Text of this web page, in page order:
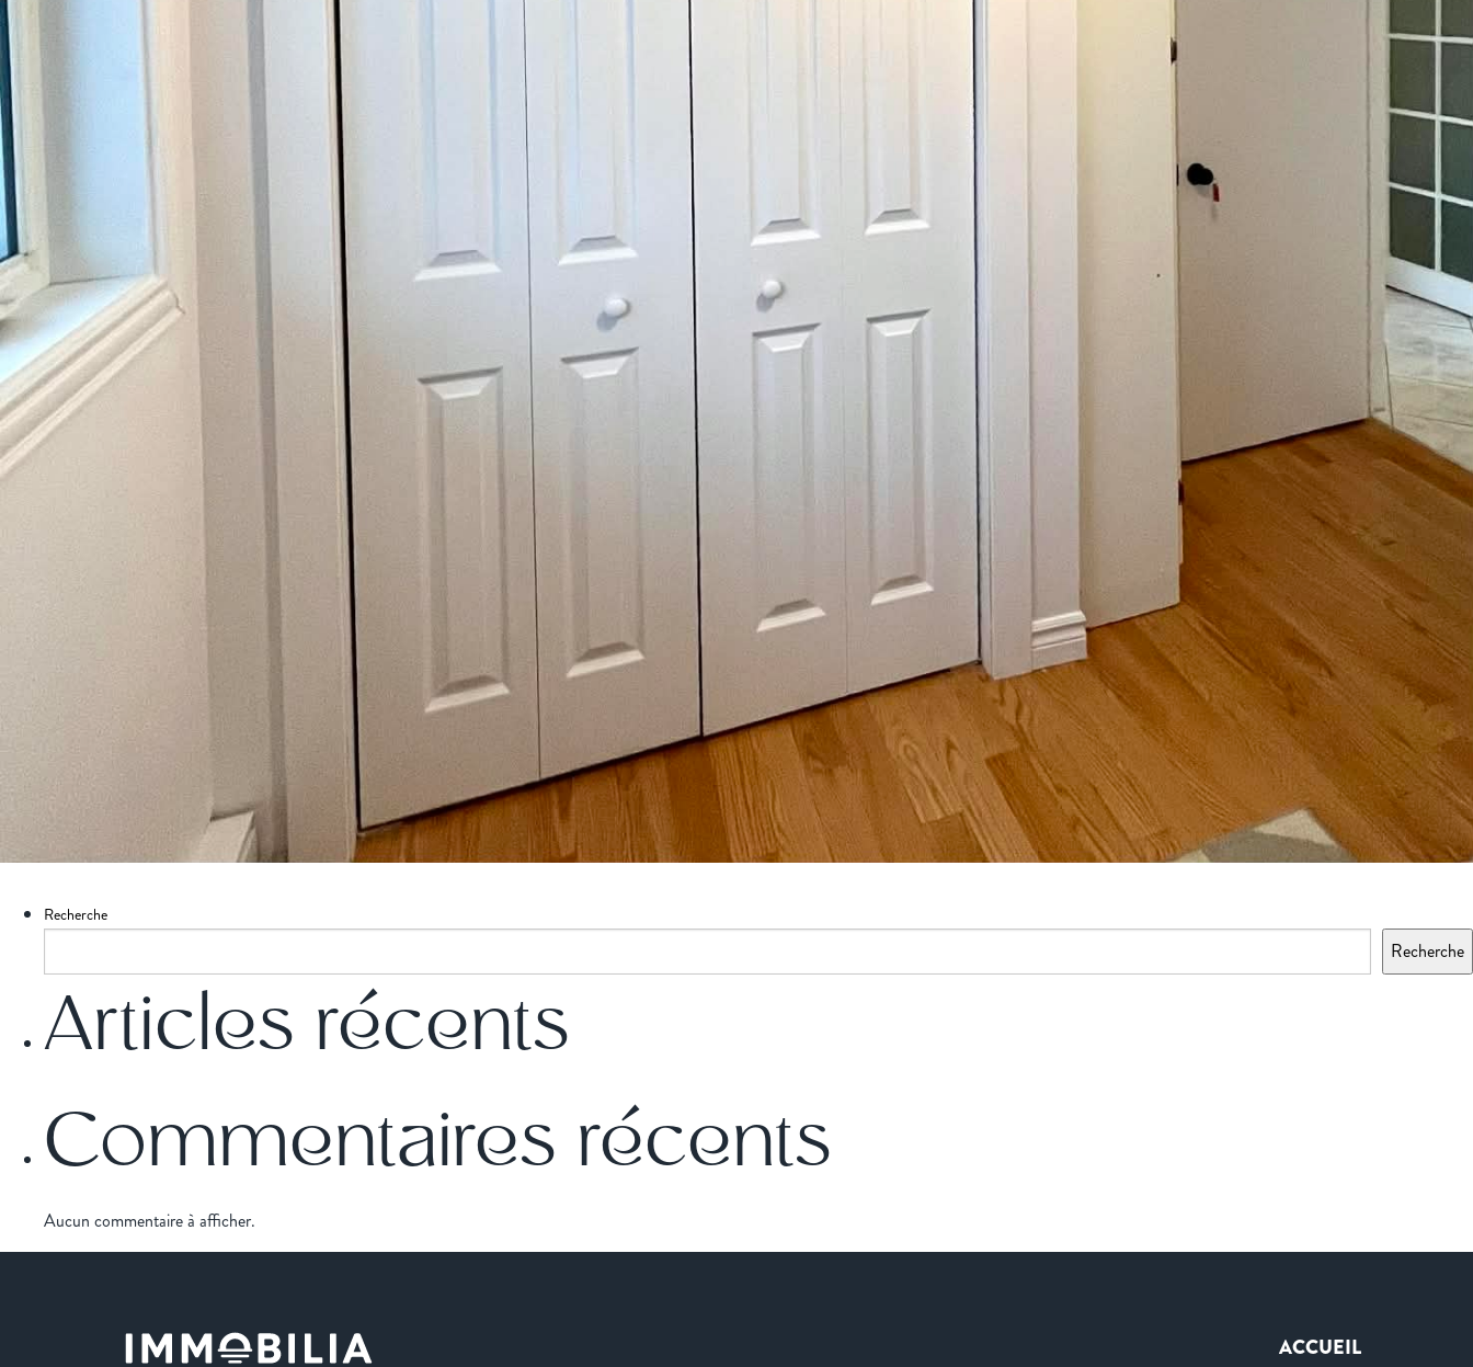
Recherche
Recherche
Articles récents
Commentaires récents
Aucun commentaire à afficher.
ACCUEIL